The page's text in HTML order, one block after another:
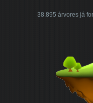
38.895 árvores já